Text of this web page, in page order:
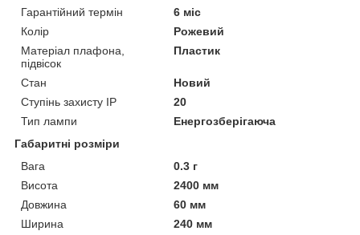
Гарантійний термін
6 міс
Колір
Рожевий
Матеріал плафона,
підвісок
Пластик
Стан
Новий
Ступінь захисту IP
20
Тип лампи
Енергозберігаюча
Габаритні розміри
Вага
0.3 г
Висота
2400 мм
Довжина
60 мм
Ширина
240 мм